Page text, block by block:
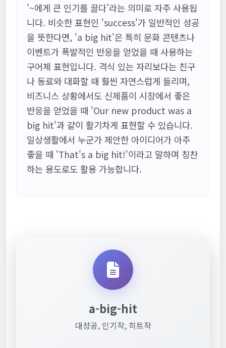
'~에게 큰 인기를 끌다'라는 의미로 자주 사용됩
니다. 비슷한 표현인 'success'가 일반적인 성공
을 뜻한다면, 'a big hit'은 특히 문화 콘텐츠나
이벤트가 폭발적인 반응을 얻었을 때 사용하는
구어체 표현입니다. 격식 있는 자리보다는 친구
나 동료와 대화할 때 훨씬 자연스럽게 들리며,
비즈니스 상황에서도 신제품이 시장에서 좋은
반응을 얻었을 때 'Our new product was a
big hit'과 같이 활기차게 표현할 수 있습니다.
일상생활에서 누군가 제안한 아이디어가 아주
좋을 때 'That's a big hit!'이라고 말하며 칭찬
하는 용도로도 활용 가능합니다.
a-big-hit
대성공, 인기작, 히트작